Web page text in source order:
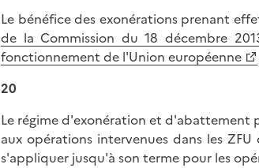
Le bénéfice des exonérations prenant
de la Commission du 18 décembre
fonctionnement de l'Union européenne
20
Le régime d'exonération et d'abattement
aux opérations intervenues dans les
s'appliquer jusqu'à son terme pour les